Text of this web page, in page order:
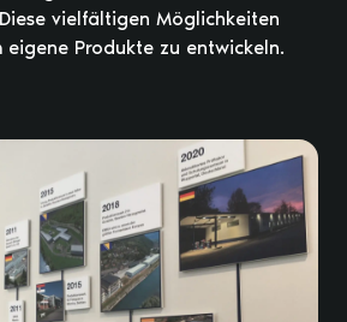
vielfältigen Möglichkeiten
eigene Produkte zu entwickeln.